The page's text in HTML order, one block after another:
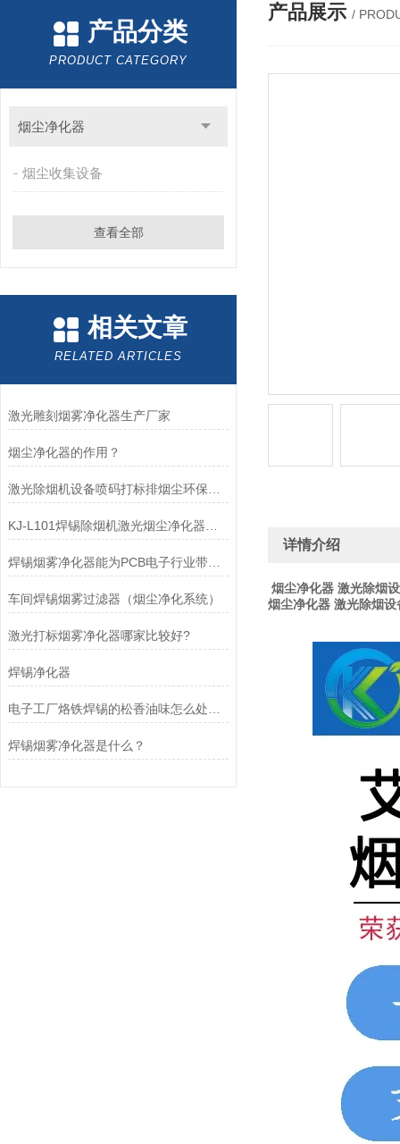
产品分类
PRODUCT CATEGORY
烟尘净化器
烟尘收集设备
查看全部
相关文章
RELATED ARTICLES
激光雕刻烟雾净化器生产厂家
烟尘净化器的作用？
车间焊锡烟雾过滤器（烟尘净化系统）
激光打标烟雾净化器哪家比较好?
焊锡净化器
焊锡烟雾净化器是什么？
产品展示 /
详情介绍
烟尘净化器 激光除烟
烟尘净化器 激光除烟